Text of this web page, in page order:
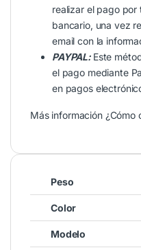
realizar el pago
bancario, una vez
email con la
PAYPAL: Este
el pago mediante
en pagos
Más información ¿Cómo
Peso
Color
Modelo